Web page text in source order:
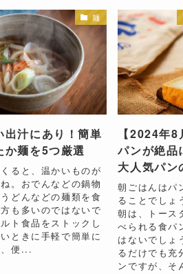
麺
出汁にあり！簡単
か麺を5つ厳選
ると、温かいものが
。おでんなどの鍋物
どんなどの麺類を食
も多いのではないで
ト食品をストックし
ときに手軽で簡単に
便...
【2024年
パンが絶品
大人気パン
朝ごはんはパ
ることでしょ
朝は、トース
べられる食パ
はないでしょ
るだけでも充
ンですが、そ